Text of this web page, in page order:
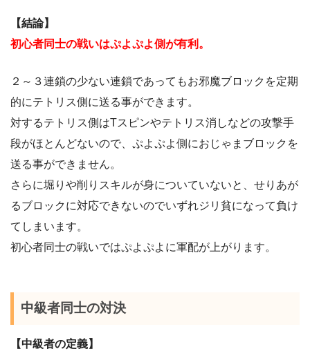
【結論】
初心者同士の戦いはぷよぷよ側が有利。
２～３連鎖の少ない連鎖であってもお邪魔ブロックを定期
的にテトリス側に送る事ができます。
対するテトリス側はTスピンやテトリス消しなどの攻撃手
段がほとんどないので、ぷよぷよ側におじゃまブロックを
送る事ができません。
さらに堀りや削りスキルが身についていないと、せりあが
るブロックに対応できないのでいずれジリ貧になって負け
てしまいます。
初心者同士の戦いではぷよぷよに軍配が上がります。
中級者同士の対決
【中級者の定義】